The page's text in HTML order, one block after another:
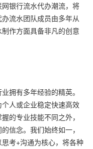
银行流水代办潮流，将
流水团队成员由多年从
作方面具备非凡的创意
拥有多年经验的精英。
人或企业稳定快速高效
的专业技能不同之外，
信念。我们始终如一，
考+沟通为核心，将各种